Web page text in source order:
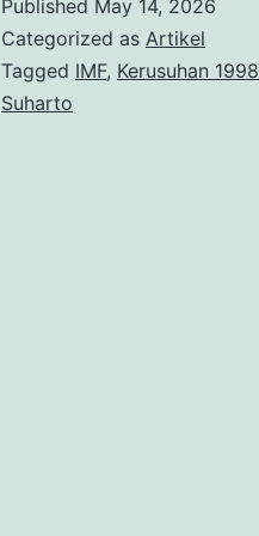
dan
Kejatuhan
Published May 14, 2026
Categorized as Artikel
Tagged IMF, Kerusuhan 1998
Suharto